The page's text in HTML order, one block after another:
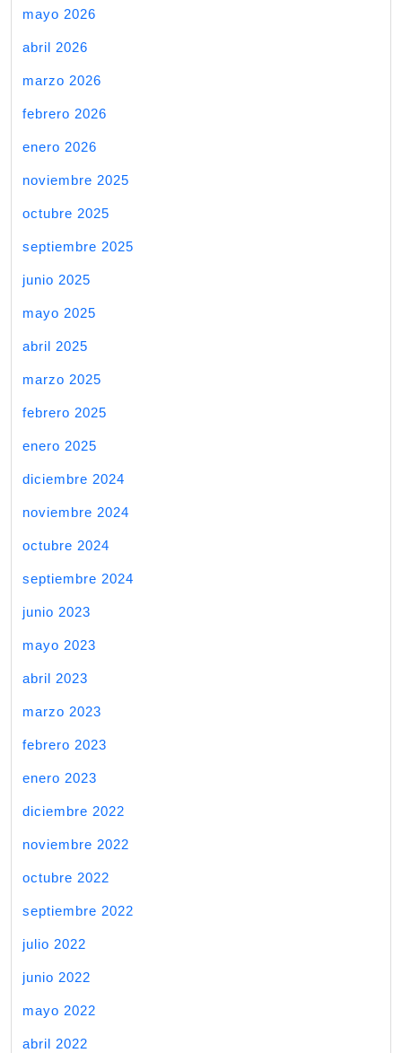
mayo 2026
abril 2026
marzo 2026
febrero 2026
enero 2026
noviembre 2025
octubre 2025
septiembre 2025
junio 2025
mayo 2025
abril 2025
marzo 2025
febrero 2025
enero 2025
diciembre 2024
noviembre 2024
octubre 2024
septiembre 2024
junio 2023
mayo 2023
abril 2023
marzo 2023
febrero 2023
enero 2023
diciembre 2022
noviembre 2022
octubre 2022
septiembre 2022
julio 2022
junio 2022
mayo 2022
abril 2022